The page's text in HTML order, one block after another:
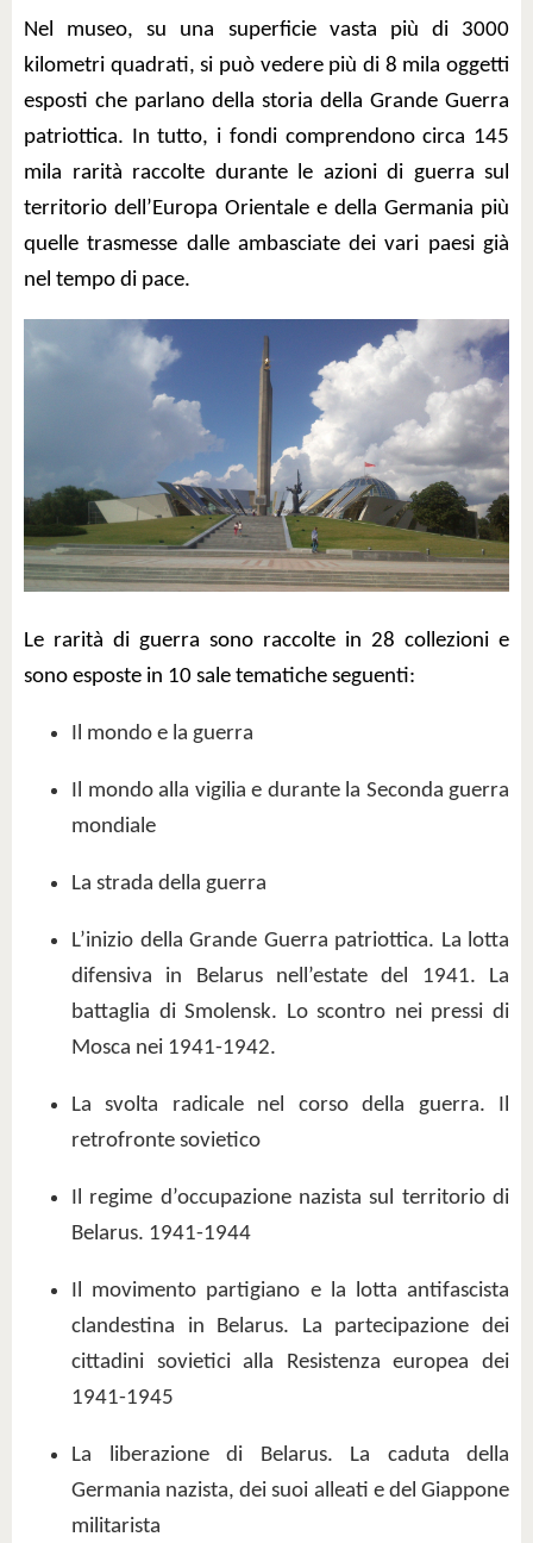
Nel museo, su una superficie vasta più di 3000
kilometri quadrati, si può vedere più di 8 mila oggetti
esposti che parlano della storia della Grande Guerra
patriottica. In tutto, i fondi comprendono circa 145
mila rarità raccolte durante le azioni di guerra sul
territorio dell’Europa Orientale e della Germania più
quelle trasmesse dalle ambasciate dei vari paesi già
nel tempo di pace.
Le rarità di guerra sono raccolte in 28 collezioni e
sono esposte in 10 sale tematiche seguenti:
Il mondo e la guerra
Il mondo alla vigilia e durante la Seconda guerra
mondiale
La strada della guerra
L’inizio della Grande Guerra patriottica. La lotta
difensiva in Belarus nell’estate del 1941. La
battaglia di Smolensk. Lo scontro nei pressi di
Mosca nei 1941-1942.
La svolta radicale nel corso della guerra. Il
retrofronte sovietico
Il regime d’occupazione nazista sul territorio di
Belarus. 1941-1944
Il movimento partigiano e la lotta antifascista
clandestina in Belarus. La partecipazione dei
cittadini sovietici alla Resistenza europea dei
1941-1945
La liberazione di Belarus. La caduta della
Germania nazista, dei suoi alleati e del Giappone
militarista